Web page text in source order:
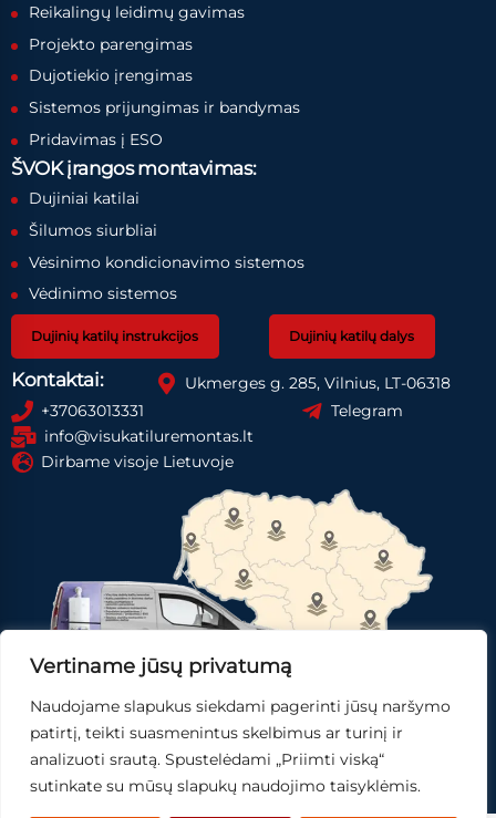
Vertiname jūsų privatumą
Naudojame slapukus siekdami pagerinti jūsų naršymo
patirtį, teikti suasmenintus skelbimus ar turinį ir
analizuoti srautą. Spustelėdami „Priimti viską“
sutinkate su mūsų slapukų naudojimo taisyklėmis.
Reikalingų leidimų gavimas
Projekto parengimas
Dujotiekio įrengimas
Sistemos prijungimas ir bandymas
Pridavimas į ESO
ŠVOK įrangos montavimas:
Dujiniai katilai
Šilumos siurbliai
Vėsinimo kondicionavimo sistemos
Vėdinimo sistemos
Dujinių katilų instrukcijos Dujinių katilų dalys
Kontaktai:
Ukmerges g. 285, Vilnius, LT-06318
+37063013331
Telegram
info@visukatiluremontas.lt
Dirbame visoje Lietuvoje
Registruotis paslaugai Gauti pasiūlymą